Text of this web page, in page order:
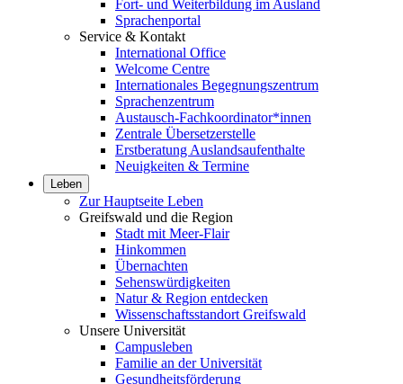
Fort- und Weiterbildung im Ausland
Sprachenportal
Service & Kontakt
International Office
Welcome Centre
Internationales Begegnungszentrum
Sprachenzentrum
Austausch-Fachkoordinator*innen
Zentrale Übersetzerstelle
Erstberatung Auslandsaufenthalte
Neuigkeiten & Termine
Leben
Zur Hauptseite Leben
Greifswald und die Region
Stadt mit Meer-Flair
Hinkommen
Übernachten
Sehenswürdigkeiten
Natur & Region entdecken
Wissenschaftsstandort Greifswald
Unsere Universität
Campusleben
Familie an der Universität
Gesundheitsförderung